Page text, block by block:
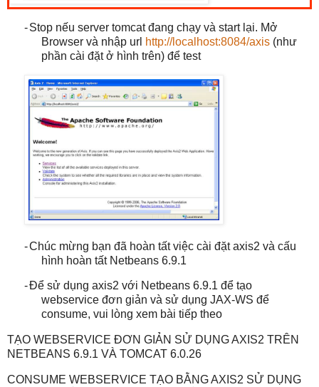
-Stop nếu server tomcat đang chạy và start lại. Mở
Browser và nhập url http://localhost:8084/axis (như
phần cài đặt ở hình trên) để test
-Chúc mừng bạn đã hoàn tất việc cài đặt axis2 và cấu
hình hoàn tất Netbeans 6.9.1
-Để sử dụng axis2 với Netbeans 6.9.1 để tạo
webservice đơn giản và sử dụng JAX-WS để
consume, vui lòng xem bài tiếp theo
TẠO WEBSERVICE ĐƠN GIẢN SỬ DỤNG AXIS2 TRÊN
NETBEANS 6.9.1 VÀ TOMCAT 6.0.26
CONSUME WEBSERVICE TẠO BẰNG AXIS2 SỬ DỤNG